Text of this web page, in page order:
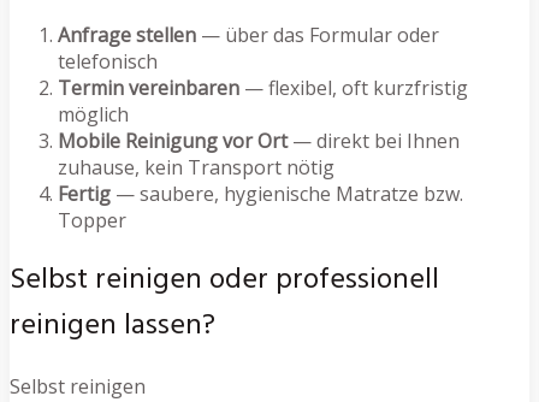
Anfrage stellen — über das Formular oder
telefonisch
Termin vereinbaren — flexibel, oft kurzfristig
möglich
Mobile Reinigung vor Ort— direkt bei Ihnen
zuhause, kein Transport nötig
Fertig — saubere, hygienische Matratze bzw.
Topper
Selbst reinigen oder professionell
reinigen lassen?
Selbst reinigen